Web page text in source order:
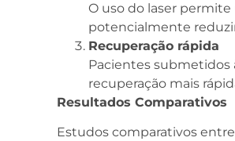
O uso do laser
potencialmente
Recuperação rápida
Pacientes
recuperação mais
Resultados Comparativos
Estudos comparativos